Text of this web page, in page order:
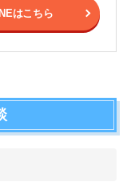
はこちら